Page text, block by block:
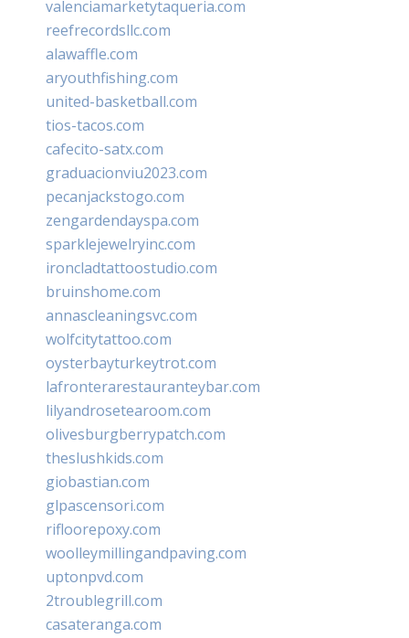
valenciamarketytaqueria.com
reefrecordsllc.com
alawaffle.com
aryouthfishing.com
united-basketball.com
tios-tacos.com
cafecito-satx.com
graduacionviu2023.com
pecanjackstogo.com
zengardendayspa.com
sparklejewelryinc.com
ironcladtattoostudio.com
bruinshome.com
annascleaningsvc.com
wolfcitytattoo.com
oysterbayturkeytrot.com
lafronterarestauranteybar.com
lilyandrosetearoom.com
olivesburgberrypatch.com
theslushkids.com
giobastian.com
glpascensori.com
rifloorepoxy.com
woolleymillingandpaving.com
uptonpvd.com
2troublegrill.com
casateranga.com